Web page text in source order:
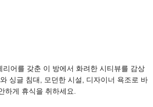
리어를 갖춘 이 방에서 화려한 시티뷰를 감상
싱글 침대, 모던한 시설, 디자이너 욕조로 바
하게 휴식을 취하세요.